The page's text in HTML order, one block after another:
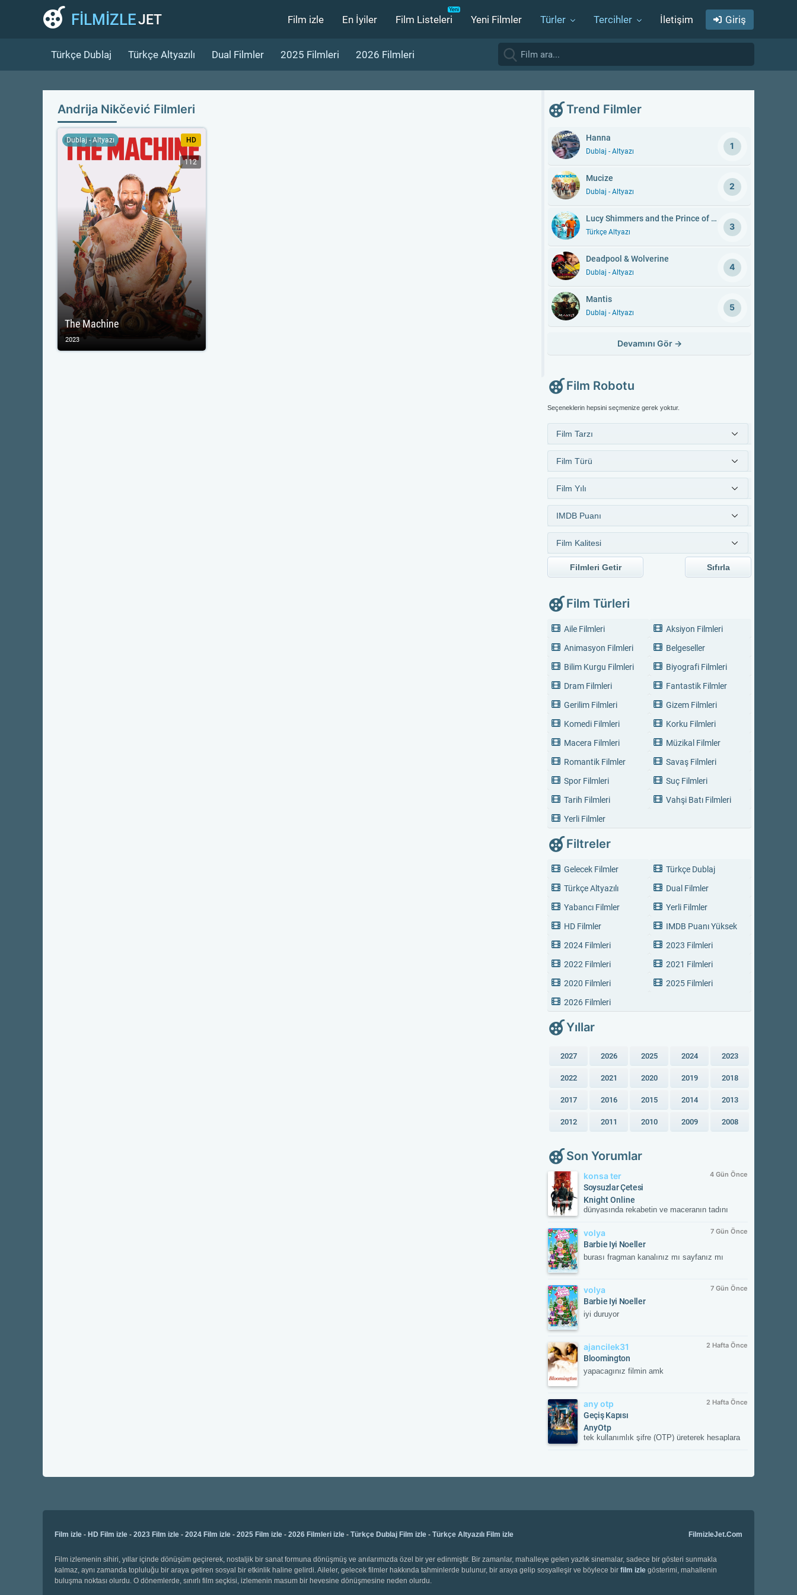
FİLMİZLEJET Film izle En İyiler Film Listeleri Yeni Filmler Türler Tercihler İletişim Giriş
Türkçe Dublaj Türkçe Altyazılı Dual Filmler 2025 Filmleri 2026 Filmleri
Andrija Nikčević Filmleri
The Machine
Dublaj - Altyazı HD
112
2023
Trend Filmler
Hanna
Dublaj - Altyazı
1
Mucize
Dublaj - Altyazı
2
Lucy Shimmers and the Prince of Peace
Türkçe Altyazı
3
Deadpool & Wolverine
Dublaj - Altyazı
4
Mantis
Dublaj - Altyazı
5
Devamını Gör →
Film Robotu
Seçeneklerin hepsini seçmenize gerek yoktur.
Filmleri Getir Sıfırla
Film Türleri
Aile Filmleri
Aksiyon Filmleri
Animasyon Filmleri
Belgeseller
Bilim Kurgu Filmleri
Biyografi Filmleri
Dram Filmleri
Fantastik Filmler
Gerilim Filmleri
Gizem Filmleri
Komedi Filmleri
Korku Filmleri
Macera Filmleri
Müzikal Filmler
Romantik Filmler
Savaş Filmleri
Spor Filmleri
Suç Filmleri
Tarih Filmleri
Vahşi Batı Filmleri
Yerli Filmler
Filtreler
Gelecek Filmler
Türkçe Dublaj
Türkçe Altyazılı
Dual Filmler
Yabancı Filmler
Yerli Filmler
HD Filmler
IMDB Puanı Yüksek
2024 Filmleri
2023 Filmleri
2022 Filmleri
2021 Filmleri
2020 Filmleri
2025 Filmleri
2026 Filmleri
Yıllar
2027 2026 2025 2024 2023
2022 2021 2020 2019 2018
2017 2016 2015 2014 2013
2012 2011 2010 2009 2008
Son Yorumlar
konsa ter 4 Gün Önce
Soysuzlar Çetesi
Knight Online
dünyasında rekabetin ve maceranın tadını
kesintisiz oyun deneyimiyle savaşın
merkezinde yerini al. Güncel gelişmeleri takip
etmek ve resmi içeriklere ulaşmak için
NTTGame platformunu ziyaret edebilir,
volya 7 Gün Önce
Barbie Iyi Noeller
burası fragman kanalınız mı sayfanız mı
volya 7 Gün Önce
Barbie Iyi Noeller
iyi duruyor
ajancilek31 2 Hafta Önce
Bloomington
yapacagınız filmin amk
any otp 2 Hafta Önce
Geçiş Kapısı
AnyOtp
tek kullanımlık şifre (OTP) üreterek hesaplara
oluşturduğu süreli doğrulama kodunu ister;
Film izle - HD Film izle - 2023 Film izle - 2024 Film izle - 2025 Film izle - 2026 Filmleri izle - Türkçe Dublaj Film izle - Türkçe Altyazılı Film izle FilmizleJet.Com
Film izlemenin sihiri, yıllar içinde dönüşüm geçirerek, nostaljik bir sanat formuna dönüşmüş ve anılarımızda özel bir yer edinmiştir. Bir zamanlar, mahalleye gelen yazlık sinemalar, sadece bir gösteri sunmakla
kalmaz, aynı zamanda topluluğu bir araya getiren sosyal bir etkinlik haline gelirdi. Aileler, gelecek filmler hakkında tahminlerde bulunur, bir araya gelip sosyalleşir ve böylece bir film izle gösterimi, mahallenin
buluşma noktası olurdu. O dönemlerde, sınırlı film seçkisi, izlemenin masum bir hevesine dönüşmesine neden olurdu.